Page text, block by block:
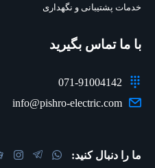
خدمات پشتیبانی و نگهداری
با ما تماس بگیرید
071-91004142
info@pishro-electric.com
ما را دنبال کنید: